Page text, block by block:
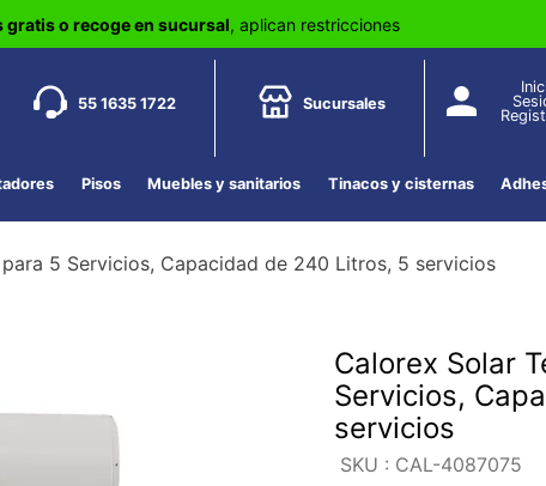
gratis o recoge en sucursal, aplican restricciones
55 1635 1722 Sucursales
Pisos Muebles y sanitarios Tinacos y cisternas
5 Servicios, Capacidad de 240 Litros, 5 servicios
Calorex Solar
Servicios,
servicios
: CAL-4087075